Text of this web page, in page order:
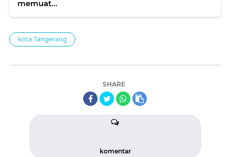
memuat...
kota Tangerang
SHARE
komentar